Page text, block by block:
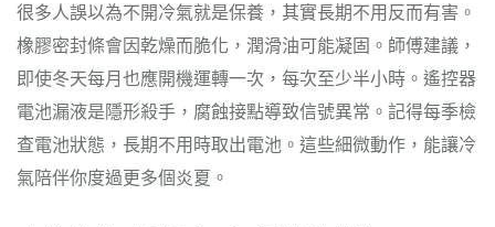
很多人誤以為不開冷氣就是保養，其實長期不用反而有害。
橡膠密封條會因乾燥而脆化，潤滑油可能凝固。師傅建議，
即使冬天每月也應開機運轉一次，每次至少半小時。遙控器
電池漏液是隱形殺手，腐蝕接點導致信號異常。記得每季檢
查電池狀態，長期不用時取出電池。這些細微動作，能讓冷
氣陪伴你度過更多個炎夏。